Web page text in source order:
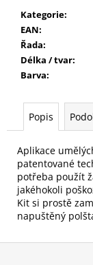
Kategorie:
EAN:
Řada:
Délka / tvar:
Barva:
Popis
Aplikace
patentované
potřeba použít
jakéhokoli
Kit si prostě
napuštěný
69
Kč
Z